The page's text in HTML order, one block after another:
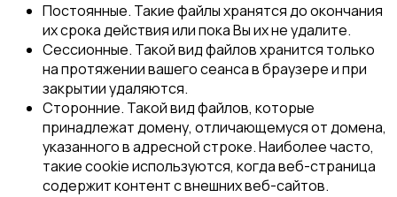
Постоянные. Такие файлы хранятся до окончания
их срока действия или пока Вы их не удалите.
Сессионные. Такой вид файлов хранится только
на протяжении вашего сеанса в браузере и при
закрытии удаляются.
Сторонние. Такой вид файлов, которые
принадлежат домену, отличающемуся от домена,
указанного в адресной строке. Наиболее часто,
такие cookie используются, когда веб-страница
содержит контент с внешних веб-сайтов.